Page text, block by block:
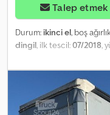
Talep etmek
Durum: ikinci el, boş
dingil , ilk tescil:07/2018 ,
mm, yükleme alanı hacmi:
385/55 R22,5, dingil
Donanım:ABS, Boş
sertifikası, Yükleme alanı